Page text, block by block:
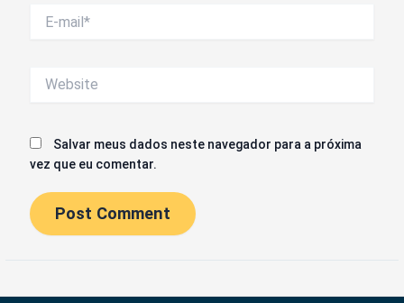
mail*
Salvar meus dados neste navegador para a próxima
vez que eu comentar.